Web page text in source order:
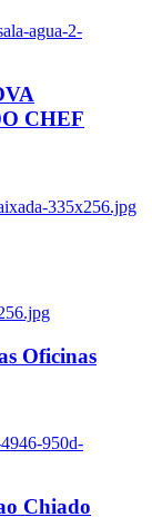
agua-2-
CHEF
335x256.jpg
Oficinas
950d-
Chiado